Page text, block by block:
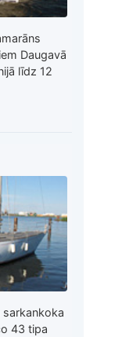
Daugavā
līdz 12
sarkankoka
43 tipa